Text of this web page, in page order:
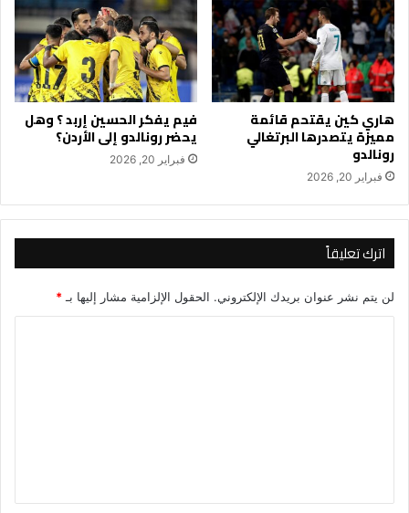
هاري كين يقتحم قائمة
مميزة يتصدرها البرتغالي
رونالدو
فبراير 20, 2026
فيم يفكر الحسين إربد ؟ وهل
يحضر رونالدو إلى الأردن؟
فبراير 20, 2026
اترك تعليقاً
لن يتم نشر عنوان بريدك الإلكتروني. الحقول الإلزامية مشار إليها بـ*